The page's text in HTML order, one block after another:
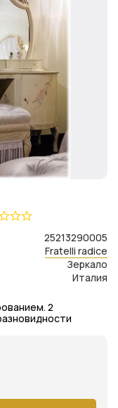
Fratelli radice
25213290005
Зеркало
Италия
2